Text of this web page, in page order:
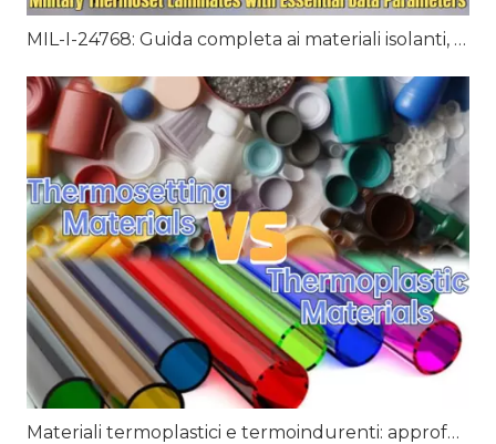
MIL-I-24768: Guida completa ai materiali isolanti, laminati termoindurenti militari con parametri di dati essenziali
Materiali termoplastici e termoindurenti: approfondimenti completi